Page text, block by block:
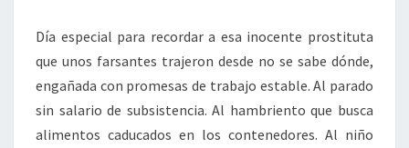
Día especial para recordar a esa inocente prostituta
que unos farsantes trajeron desde no se sabe dónde,
engañada con promesas de trabajo estable. Al parado
sin salario de subsistencia. Al hambriento que busca
alimentos caducados en los contenedores. Al niño